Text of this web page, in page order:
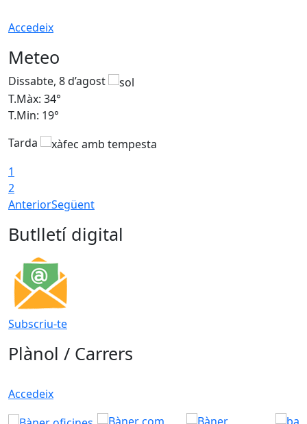
Accedeix
Meteo
Dissabte, 8 d’agost
T.Màx: 34°
T.Min: 19°
Tarda
1
2
AnteriorSegüent
Butlletí digital
Subscriu-te
Plànol / Carrers
Accedeix